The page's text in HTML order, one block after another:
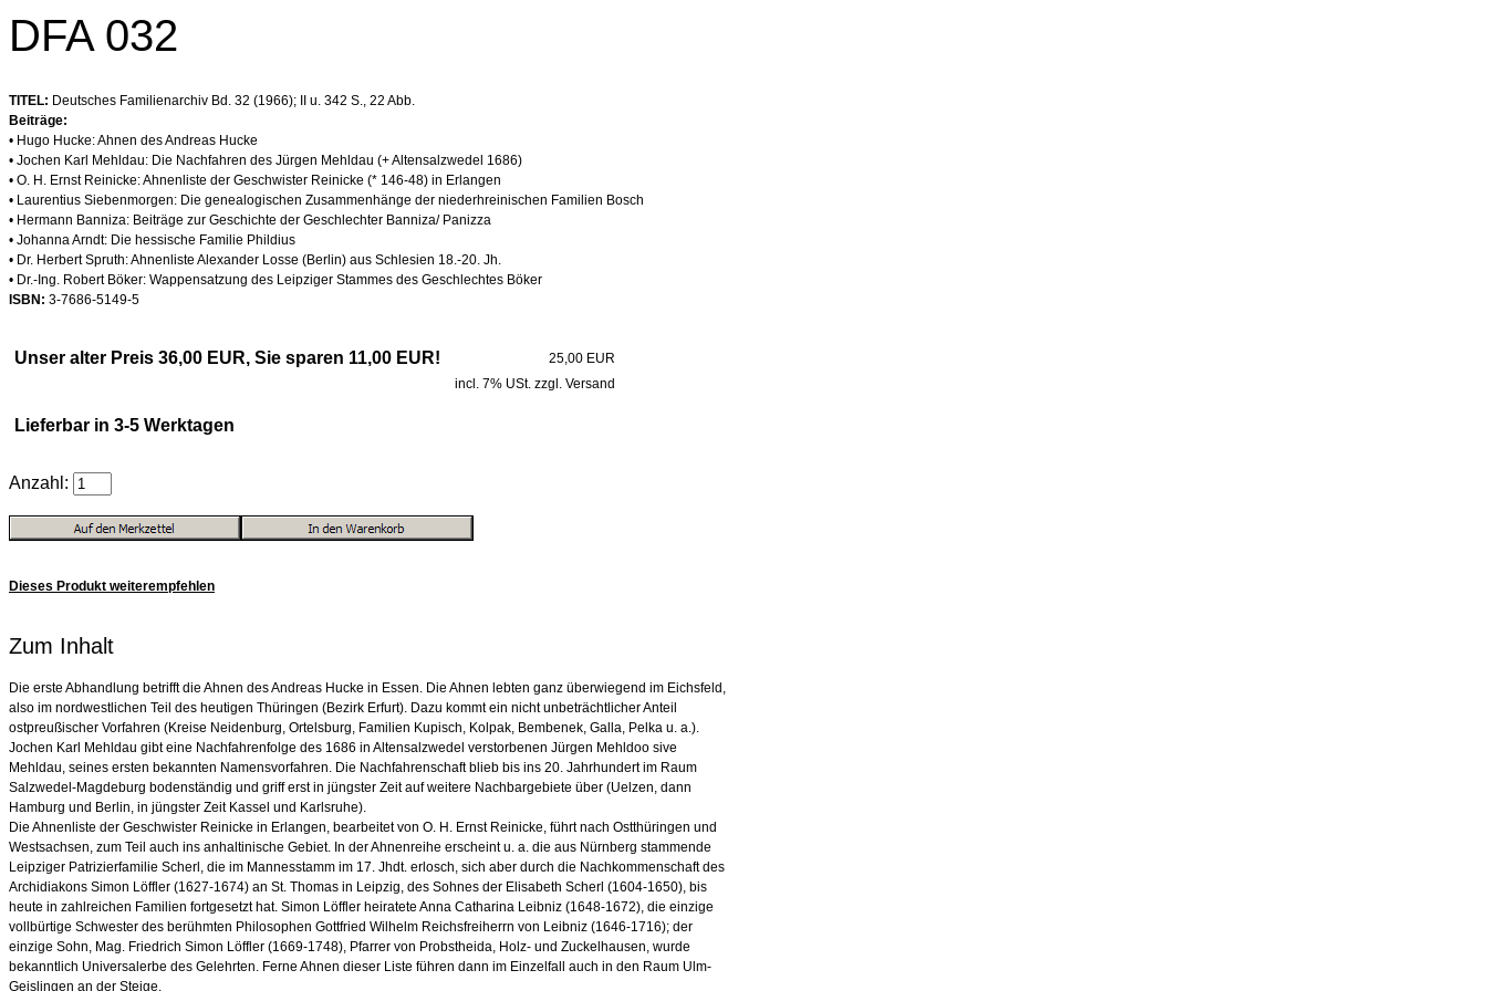
DFA 032
TITEL: Deutsches Familienarchiv Bd. 32 (1966); II u. 342 S., 22 Abb.
Beiträge:
• Hugo Hucke: Ahnen des Andreas Hucke
• Jochen Karl Mehldau: Die Nachfahren des Jürgen Mehldau (+ Altensalzwedel 1686)
• O. H. Ernst Reinicke: Ahnenliste der Geschwister Reinicke (* 146-48) in Erlangen
• Laurentius Siebenmorgen: Die genealogischen Zusammenhänge der niederhreinischen Familien Bosch
• Hermann Banniza: Beiträge zur Geschichte der Geschlechter Banniza/ Panizza
• Johanna Arndt: Die hessische Familie Phildius
• Dr. Herbert Spruth: Ahnenliste Alexander Losse (Berlin) aus Schlesien 18.-20. Jh.
• Dr.-Ing. Robert Böker: Wappensatzung des Leipziger Stammes des Geschlechtes Böker
ISBN: 3-7686-5149-5
Unser alter Preis 36,00 EUR, Sie sparen 11,00 EUR!
25,00 EUR
incl. 7% USt. zzgl. Versand
Lieferbar in 3-5 Werktagen
Anzahl:
Dieses Produkt weiterempfehlen
Zum Inhalt
Die erste Abhandlung betrifft die Ahnen des Andreas Hucke in Essen. Die Ahnen lebten ganz überwiegend im Eichsfeld,
also im nordwestlichen Teil des heutigen Thüringen (Bezirk Erfurt). Dazu kommt ein nicht unbeträchtlicher Anteil
ostpreußischer Vorfahren (Kreise Neidenburg, Ortelsburg, Familien Kupisch, Kolpak, Bembenek, Galla, Pelka u. a.).
Jochen Karl Mehldau gibt eine Nachfahrenfolge des 1686 in Altensalzwedel verstorbenen Jürgen Mehldoo sive
Mehldau, seines ersten bekannten Namensvorfahren. Die Nachfahrenschaft blieb bis ins 20. Jahrhundert im Raum
Salzwedel-Magdeburg bodenständig und griff erst in jüngster Zeit auf weitere Nachbargebiete über (Uelzen, dann
Hamburg und Berlin, in jüngster Zeit Kassel und Karlsruhe).
Die Ahnenliste der Geschwister Reinicke in Erlangen, bearbeitet von O. H. Ernst Reinicke, führt nach Ostthüringen und
Westsachsen, zum Teil auch ins anhaltinische Gebiet. In der Ahnenreihe erscheint u. a. die aus Nürnberg stammende
Leipziger Patrizierfamilie Scherl, die im Mannesstamm im 17. Jhdt. erlosch, sich aber durch die Nachkommenschaft des
Archidiakons Simon Löffler (1627-1674) an St. Thomas in Leipzig, des Sohnes der Elisabeth Scherl (1604-1650), bis
heute in zahlreichen Familien fortgesetzt hat. Simon Löffler heiratete Anna Catharina Leibniz (1648-1672), die einzige
vollbürtige Schwester des berühmten Philosophen Gottfried Wilhelm Reichsfreiherrn von Leibniz (1646-1716); der
einzige Sohn, Mag. Friedrich Simon Löffler (1669-1748), Pfarrer von Probstheida, Holz- und Zuckelhausen, wurde
bekanntlich Universalerbe des Gelehrten. Ferne Ahnen dieser Liste führen dann im Einzelfall auch in den Raum Ulm-
Geislingen an der Steige.